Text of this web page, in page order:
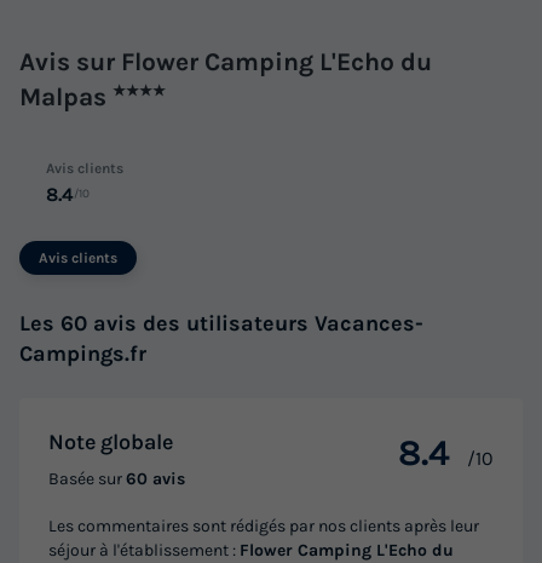
3 chambres + TV + LV + Plancha + Wifi un appareil 6/8
pers
Meilleur prix pour 7 nuits
Voir les logements
Avis sur Flower Camping L'Echo du
Malpas ★★★★
Avis clients
8.4/10
Avis clients
Les 60 avis des utilisateurs Vacances-
Campings.fr
Note globale
Basée sur60 avis
8.4 /10
Les commentaires sont rédigés par nos clients après leur
séjour à l'établissement : Flower Camping L'Echo du